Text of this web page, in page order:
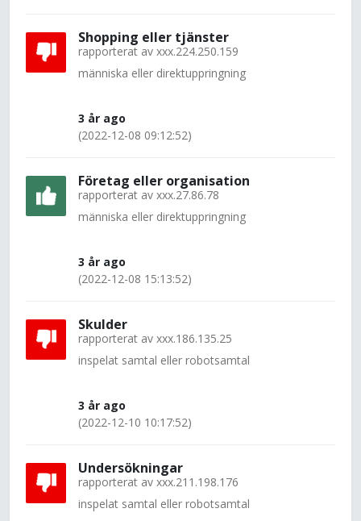
Shopping eller tjänster
rapporterat av xxx.224.250.159
människa eller direktuppringning
3 år ago
(2022-12-08 09:12:52)
Företag eller organisation
rapporterat av xxx.27.86.78
människa eller direktuppringning
3 år ago
(2022-12-08 15:13:52)
Skulder
rapporterat av xxx.186.135.25
inspelat samtal eller robotsamtal
3 år ago
(2022-12-10 10:17:52)
Undersökningar
rapporterat av xxx.211.198.176
inspelat samtal eller robotsamtal